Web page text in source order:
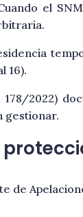
el
16).
178/2022)
gestionar.
de